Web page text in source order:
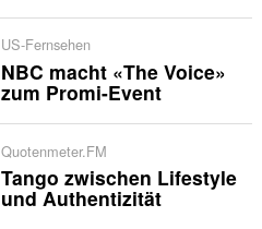
US-Fernsehen
NBC macht «The Voice»
zum Promi-Event
Quotenmeter.FM
Tango zwischen Lifestyle
und Authentizität